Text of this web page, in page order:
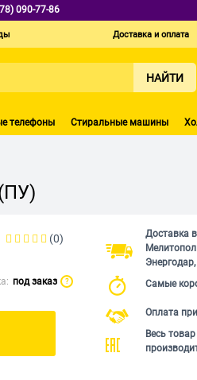
090-77-86
Доставка и оплата
НАЙТИ
телефоны Стиральные машины
(0)
под заказ ?
Доставка
Самые
Оплата
Весь